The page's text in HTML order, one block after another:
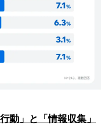
動」と「情報収集」